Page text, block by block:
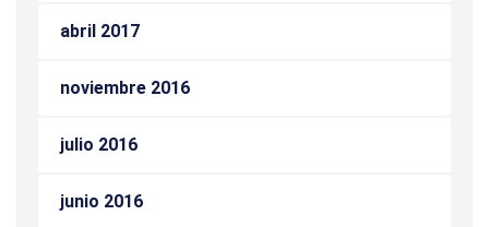
abril 2017
noviembre 2016
julio 2016
junio 2016